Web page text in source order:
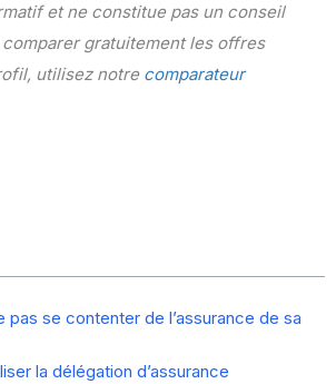
et ne constitue pas un conseil
gratuitement les offres
utilisez notre comparateur
pas se contenter de l’assurance de sa
la délégation d’assurance